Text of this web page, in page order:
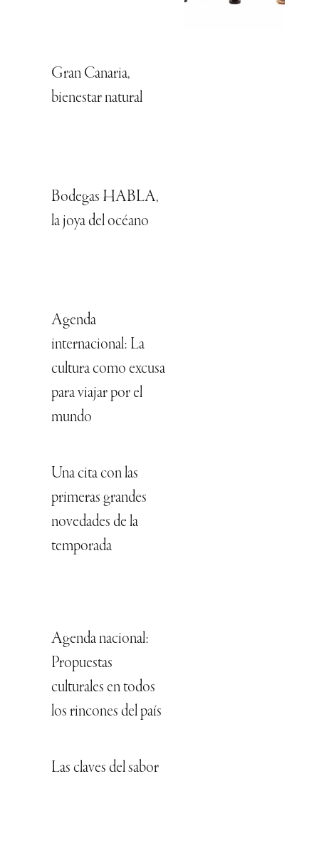
Gran Canaria,
bienestar natural
Bodegas HABLA,
la joya del océano
Agenda
internacional: La
cultura como excusa
para viajar por el
mundo
Una cita con las
primeras grandes
novedades de la
temporada
Agenda nacional:
Propuestas
culturales en todos
los rincones del país
Las claves del sabor